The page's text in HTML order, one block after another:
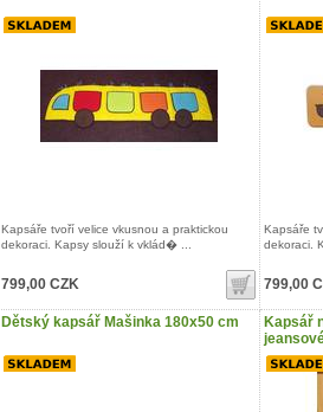
Kapsáře tvoří velice vkusnou a praktickou
dekoraci. Kapsy slouží k vklád� ...
799,00 CZK
Kapsáře
dekoraci.
799,00
Dětský kapsář Mašinka 180x50 cm
Kapsář